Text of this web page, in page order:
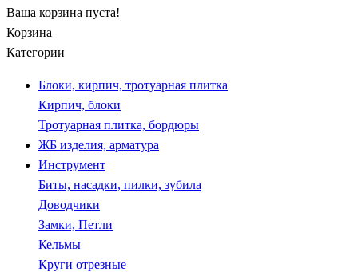
Ваша корзина пуста!
Корзина
Категории
Блоки, кирпич, тротуарная плитка
Кирпич, блоки
Тротуарная плитка, бордюры
ЖБ изделия, арматура
Инструмент
Биты, насадки, пилки, зубила
Доводчики
Замки, Петли
Кельмы
Круги отрезные